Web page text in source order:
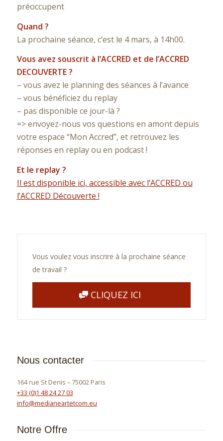
préoccupent
Quand ?
La prochaine séance, c’est le 4 mars, à 14h00.
Vous avez souscrit à l’ACCRED et de l’ACCRED
DECOUVERTE ?
– vous avez le planning des séances à l’avance
– vous bénéficiez du replay
– pas disponible ce jour-là ?
=> envoyez-nous vos questions en amont depuis
votre espace “Mon Accred”, et retrouvez les
réponses en replay ou en podcast !
Et le replay ?
Il est disponible ici, accessible avec l’ACCRED ou
l’ACCRED Découverte !
Vous voulez vous inscrire à la prochaine séance
de travail ?
CLIQUEZ ICI
Nous contacter
164 rue St Denis – 75002 Paris
+33 (0)1 48 24 27 03
info@medianeartetcom.eu
Notre Offre